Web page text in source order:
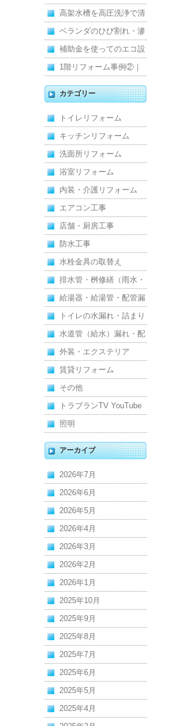
寒くて断熱ドアに交換し
ました
高架水槽を高圧洗浄で清
掃！衛生的な給水環境を
維持｜施工事例
ベランダのひび割れ・滲
みを解消！賃貸マンショ
ン防水工事
補助金を使ってのエコ設
備住宅リフォーム
1階リフォーム事例②｜
キッチン・床・収納を一
新し、扉新設で動線を整
えた全面改修
カテゴリー
トイレリフォーム
キッチンリフォーム
洗面所リフォーム
浴室リフォーム
内装・介護リフォーム
エアコン工事
店舗・厨房工事
防水工事
水栓金具の取替え
排水管・桝修繕（雨水・
汚水）
給湯器・給湯管・配管漏
れ
トイレの水漏れ・詰まり
水道管（給水）漏れ・配
管
外装・エクステリア
賃貸リフォーム
その他
トラブランTV YouTube
照明
アーカイブ
2026年7月
2026年6月
2026年5月
2026年4月
2026年3月
2026年2月
2026年1月
2025年10月
2025年9月
2025年8月
2025年7月
2025年6月
2025年5月
2025年4月